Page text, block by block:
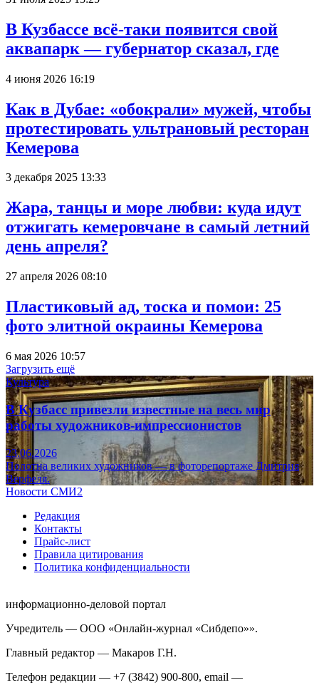
В Кузбассе всё-таки появится свой
аквапарк — губернатор сказал, где
4 июня 2026 16:19
Как в Дубае: «обокрали» мужей, чтобы
протестировать ультрановый ресторан
Кемерова
3 декабря 2025 13:33
Жара, танцы и море любви: куда идут
отжигать кемеровчане в самый летний
день апреля?
27 апреля 2026 08:10
Пластиковый ад, тоска и помои: 25
фото элитной окраины Кемерова
6 мая 2026 10:57
Загрузить ещё
Культура
В Кузбасс привезли известные на весь мир
работы художников-импрессионистов
23.06.2026
Полотна великих художников — в фоторепортаже Дмитрия
Верфеля.
Новости СМИ2
Редакция
Контакты
Прайс-лист
Правила цитирования
Политика конфиденциальности
информационно-деловой портал
Учредитель — ООО «Онлайн-журнал «Сибдепо»».
Главный редактор — Макаров Г.Н.
Телефон редакции — +7 (3842) 900-800, email —